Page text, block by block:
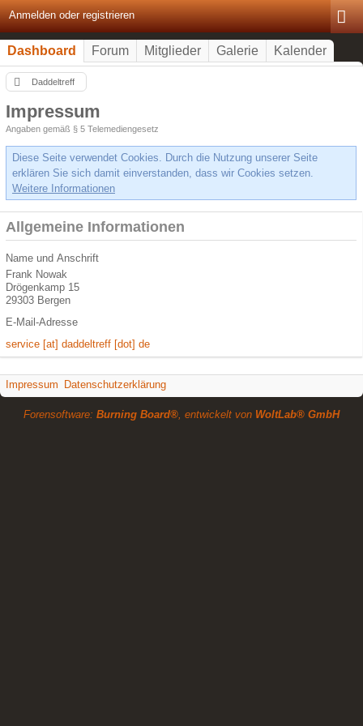
Anmelden oder registrieren
Dashboard Forum Mitglieder Galerie Kalender
Daddeltreff
Impressum
Angaben gemäß § 5 Telemediengesetz
Diese Seite verwendet Cookies. Durch die Nutzung unserer Seite
erklären Sie sich damit einverstanden, dass wir Cookies setzen.
Weitere Informationen
Allgemeine Informationen
Name und Anschrift
Frank Nowak
Drögenkamp 15
29303 Bergen
E-Mail-Adresse
service [at] daddeltreff [dot] de
Impressum Datenschutzerklärung
Forensoftware: Burning Board®, entwickelt von WoltLab® GmbH